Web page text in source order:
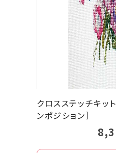
クロスステッチキッ
ンポジション］